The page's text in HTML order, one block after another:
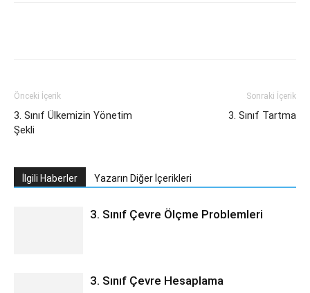
Önceki İçerik
3. Sınıf Ülkemizin Yönetim
Şekli
Sonraki İçerik
3. Sınıf Tartma
İlgili Haberler Yazarın Diğer İçerikleri
3. Sınıf Çevre Ölçme Problemleri
3. Sınıf Çevre Hesaplama